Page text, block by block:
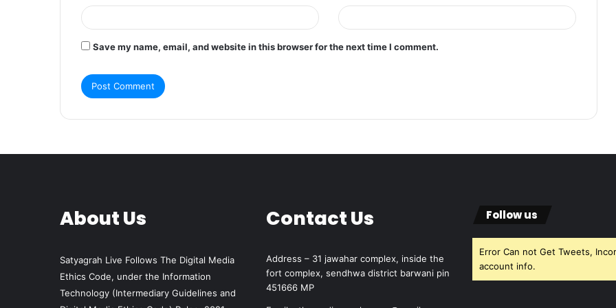
Save my name, email, and website in this browser for the next time I comment.
About Us
Satyagrah Live Follows The Digital Media
Ethics Code, under the Information
Technology (Intermediary Guidelines and
Contact Us
Address – 31 jawahar complex, inside the
fort complex, sendhwa district barwani pin
451666 MP
Follow us
Error Can not Get Tweets,
account info.